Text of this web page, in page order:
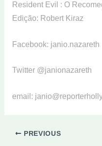
Resident Evil : O
Edição: Robert Kiraz
Facebook: janio.nazareth
Twitter @janionazareth
email:
PREVIOUS